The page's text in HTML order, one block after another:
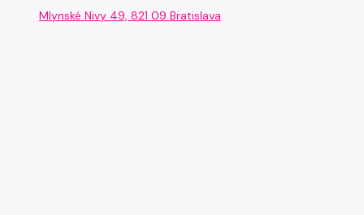
Mlynské Nivy 49, 821 09 Bratislava